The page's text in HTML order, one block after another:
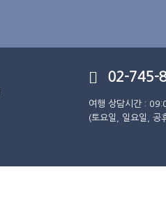
02-745-
여행 상담시간 :
(토요일, 일요일, 공